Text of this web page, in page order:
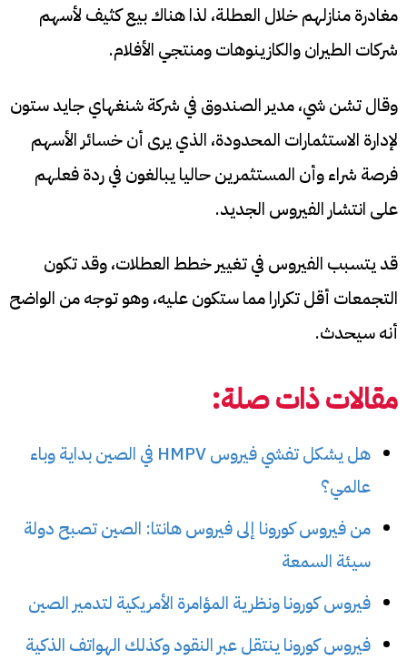
مغادرة منازلهم خلال العطلة، لذا هناك بيع كثيف لأسهم
شركات الطيران والكازينوهات ومنتجي الأفلام.
وقال تشن شي، مدير الصندوق في شركة شنغهاي جايد ستون
لإدارة الاستثمارات المحدودة، الذي يرى أن خسائر الأسهم
فرصة شراء وأن المستثمرين حاليا يبالغون في ردة فعلهم
على انتشار الفيروس الجديد.
قد يتسبب الفيروس في تغيير خطط العطلات، وقد تكون
التجمعات أقل تكرارا مما ستكون عليه، وهو توجه من الواضح
أنه سيحدث.
مقالات ذات صلة:
هل يشكل تفشي فيروس HMPV في الصين بداية وباء
عالمي؟
من فيروس كورونا إلى فيروس هانتا: الصين تصبح دولة
سيئة السمعة
فيروس كورونا ونظرية المؤامرة الأمريكية لتدمير الصين
فيروس كورونا ينتقل عبر النقود وكذلك الهواتف الذكية